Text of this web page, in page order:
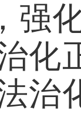
强
化
治